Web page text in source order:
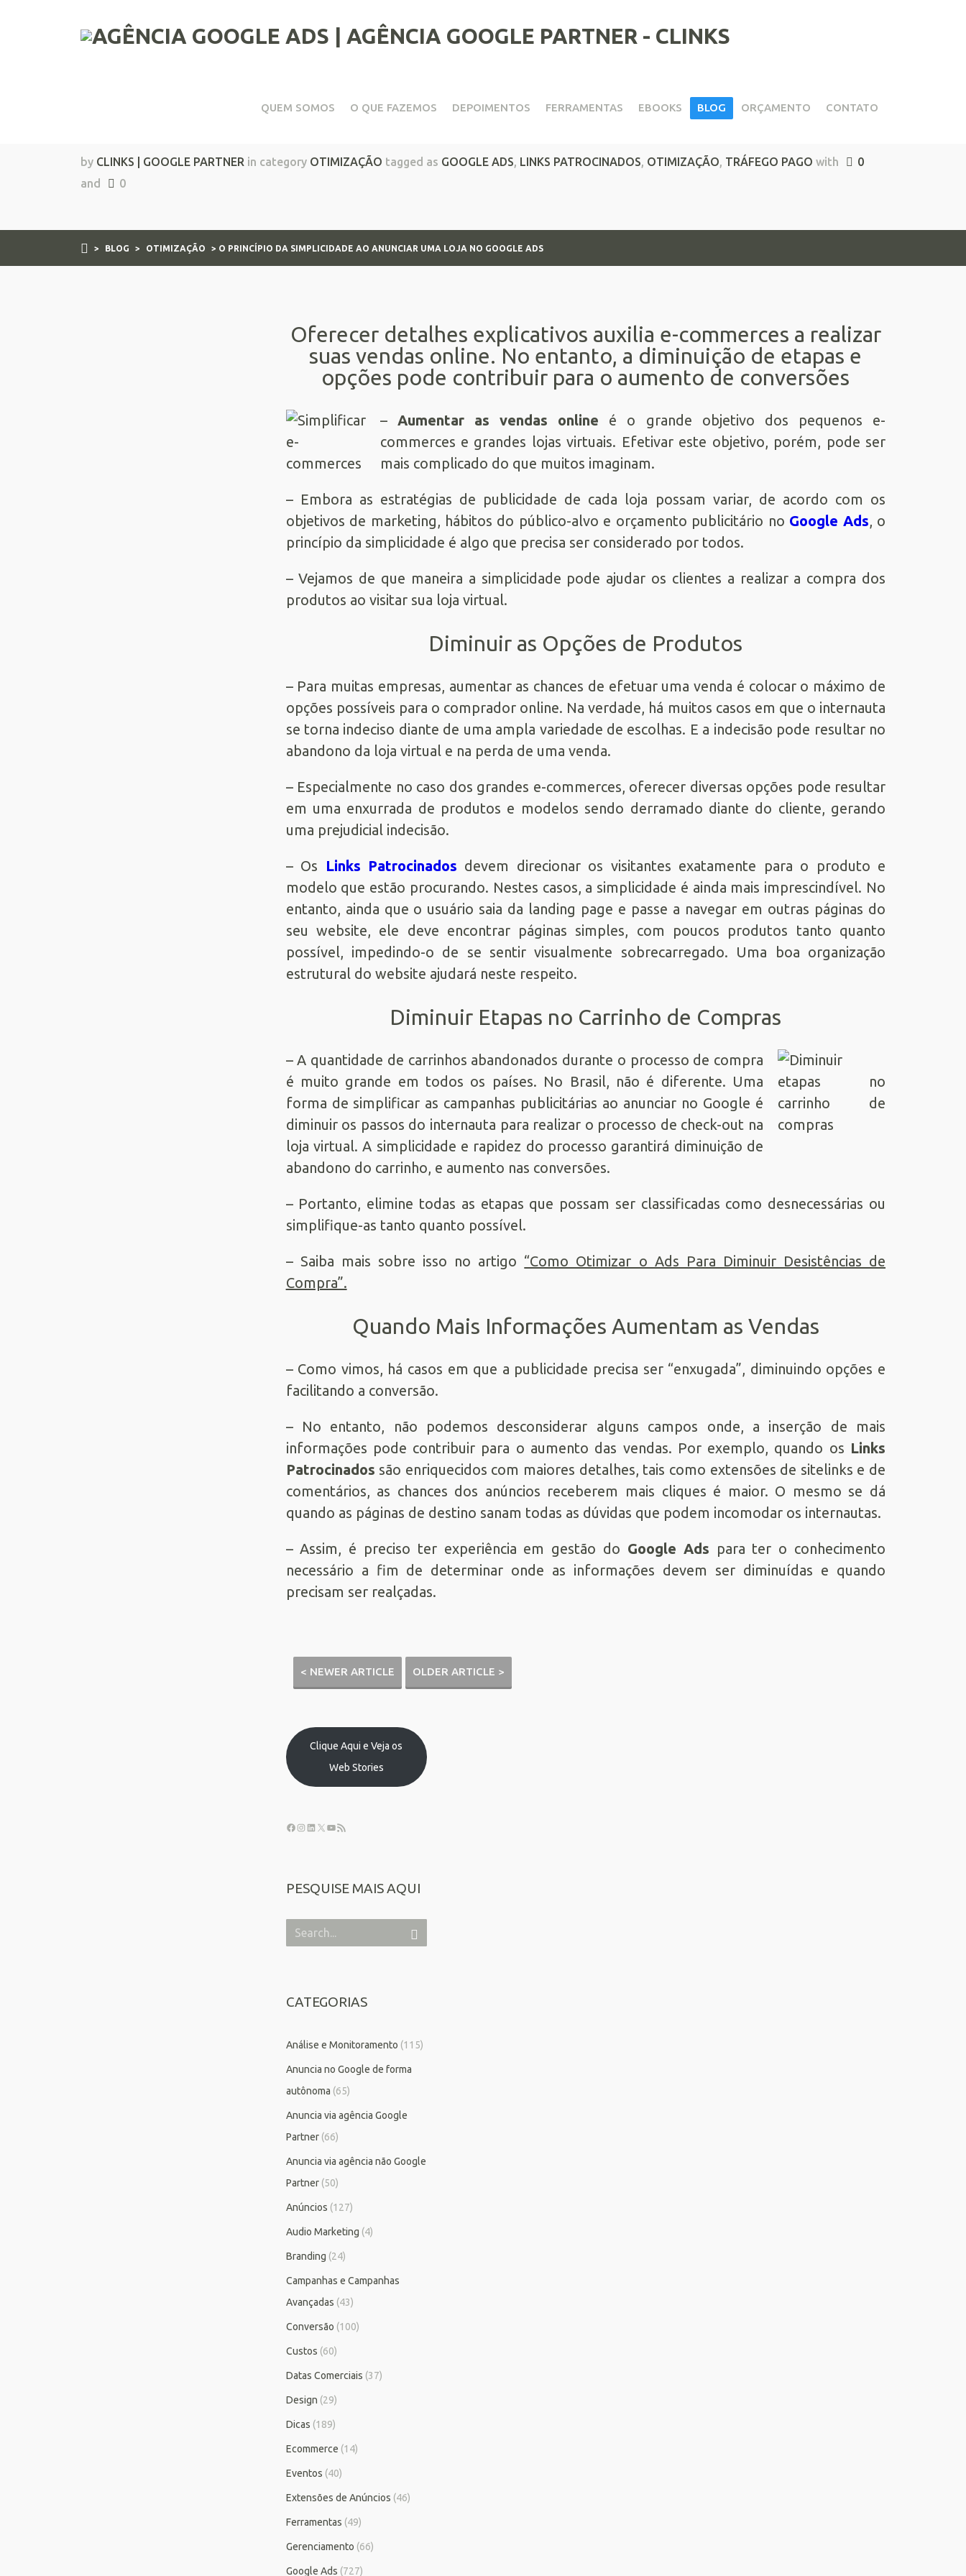
QUEM SOMOS O QUE FAZEMOS DEPOIMENTOS FERRAMENTAS EBOOKS BLOG ORÇAMENTO CONTATO
O Princípio da Simplicidade ao Anunciar Uma Loja no Google Ads
by CLINKS | GOOGLE PARTNER in category OTIMIZAÇÃO tagged as GOOGLE ADS, LINKS PATROCINADOS, OTIMIZAÇÃO, TRÁFEGO PAGO with
0
and
0
> BLOG > OTIMIZAÇÃO > O PRINCÍPIO DA SIMPLICIDADE AO ANUNCIAR UMA LOJA NO GOOGLE ADS
Oferecer detalhes explicativos auxilia e-commerces a realizar
suas vendas online. No entanto, a diminuição de etapas e
opções pode contribuir para o aumento de conversões
– Aumentar as vendas online é o grande objetivo dos pequenos e-
commerces e grandes lojas virtuais. Efetivar este objetivo, porém, pode ser
mais complicado do que muitos imaginam.
– Embora as estratégias de publicidade de cada loja possam variar, de acordo com os
objetivos de marketing, hábitos do público-alvo e orçamento publicitário no Google Ads, o
princípio da simplicidade é algo que precisa ser considerado por todos.
– Vejamos de que maneira a simplicidade pode ajudar os clientes a realizar a compra dos
produtos ao visitar sua loja virtual.
Diminuir as Opções de Produtos
– Para muitas empresas, aumentar as chances de efetuar uma venda é colocar o máximo de
opções possíveis para o comprador online. Na verdade, há muitos casos em que o internauta
se torna indeciso diante de uma ampla variedade de escolhas. E a indecisão pode resultar no
abandono da loja virtual e na perda de uma venda.
– Especialmente no caso dos grandes e-commerces, oferecer diversas opções pode resultar
em uma enxurrada de produtos e modelos sendo derramado diante do cliente, gerando
uma prejudicial indecisão.
– Os Links Patrocinados devem direcionar os visitantes exatamente para o produto e
modelo que estão procurando. Nestes casos, a simplicidade é ainda mais imprescindível. No
entanto, ainda que o usuário saia da landing page e passe a navegar em outras páginas do
seu website, ele deve encontrar páginas simples, com poucos produtos tanto quanto
possível, impedindo-o de se sentir visualmente sobrecarregado. Uma boa organização
estrutural do website ajudará neste respeito.
Diminuir Etapas no Carrinho de Compras
– A quantidade de carrinhos abandonados durante o processo de compra
é muito grande em todos os países. No Brasil, não é diferente. Uma
forma de simplificar as campanhas publicitárias ao anunciar no Google é
diminuir os passos do internauta para realizar o processo de check-out na
loja virtual. A simplicidade e rapidez do processo garantirá diminuição de
abandono do carrinho, e aumento nas conversões.
– Portanto, elimine todas as etapas que possam ser classificadas como desnecessárias ou
simplifique-as tanto quanto possível.
– Saiba mais sobre isso no artigo “Como Otimizar o Ads Para Diminuir Desistências de
Compra”.
Quando Mais Informações Aumentam as Vendas
– Como vimos, há casos em que a publicidade precisa ser “enxugada”, diminuindo opções e
facilitando a conversão.
– No entanto, não podemos desconsiderar alguns campos onde, a inserção de mais
informações pode contribuir para o aumento das vendas. Por exemplo, quando os Links
Patrocinados são enriquecidos com maiores detalhes, tais como extensões de sitelinks e de
comentários, as chances dos anúncios receberem mais cliques é maior. O mesmo se dá
quando as páginas de destino sanam todas as dúvidas que podem incomodar os internautas.
– Assim, é preciso ter experiência em gestão do Google Ads para ter o conhecimento
necessário a fim de determinar onde as informações devem ser diminuídas e quando
precisam ser realçadas.
< NEWER ARTICLE OLDER ARTICLE >
Clique Aqui e Veja os
Web Stories
PESQUISE MAIS AQUI
CATEGORIAS
Análise e Monitoramento (115)
Anuncia no Google de forma
autônoma (65)
Anuncia via agência Google
Partner(66)
Anuncia via agência não Google
Partner(50)
Anúncios (127)
Audio Marketing (4)
Branding (24)
Campanhas e Campanhas
Avançadas (43)
Conversão (100)
Custos (60)
Datas Comerciais (37)
Design (29)
Dicas (189)
Ecommerce (14)
Eventos (40)
Extensões de Anúncios (46)
Ferramentas (49)
Gerenciamento (66)
Google Ads (727)